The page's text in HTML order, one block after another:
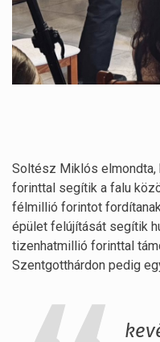
Soltész Miklós elmondta,
forinttal segítik a falu
félmillió forintot
épület felújítását segítik
tizenhatmillió forinttal
Szentgotthárdon pedig